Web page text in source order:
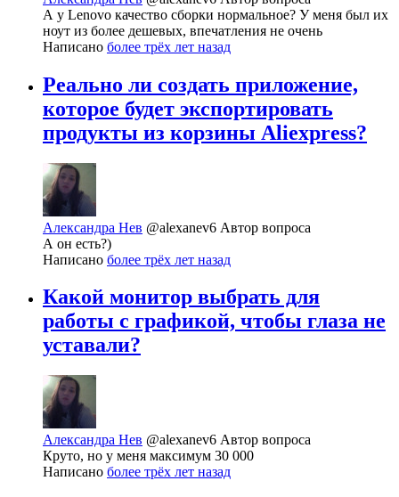
А у Lenovo качество сборки нормальное? У меня был их
ноут из более дешевых, впечатления не очень
Написано более трёх лет назад
Реально ли создать приложение,
которое будет экспортировать
продукты из корзины Aliexpress?
Александра Нев @alexanev6 Автор вопроса
А он есть?)
Написано более трёх лет назад
Какой монитор выбрать для
работы с графикой, чтобы глаза не
уставали?
Александра Нев @alexanev6 Автор вопроса
Круто, но у меня максимум 30 000
Написано более трёх лет назад